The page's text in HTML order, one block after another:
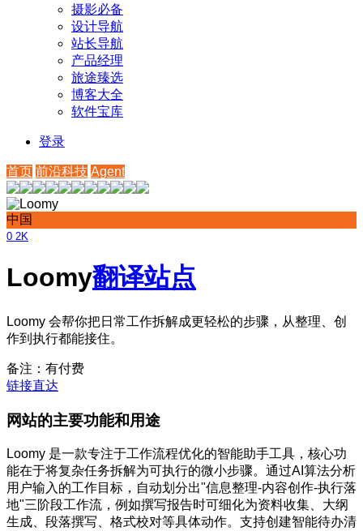
摄影必备
设计导航
站长导航
产品经理
旅途臻选
博客大全
软件宝库
登录
首页 前沿科技 Agent
中国
0 2K
Loomy翻译站点
Loomy 会帮你把日常工作拆解成更轻松的步骤，从整理、创
作到执行都能接住。
备注：有付费
链接直达
网站的主要功能和用途
Loomy 是一款专注于工作流程优化的智能助手工具，核心功
能在于将复杂任务拆解为可执行的微小步骤。通过AI算法分析
用户输入的工作目标，自动划分出"信息整理-内容创作-执行落
地"三阶段工作流，例如撰写报告时可细化为资料收集、大纲
生成、段落撰写、格式校对等具体动作。支持创建智能待办清